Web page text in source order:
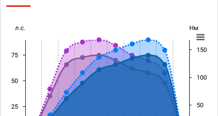
л.с. Нм
25
50
75
50
100
150